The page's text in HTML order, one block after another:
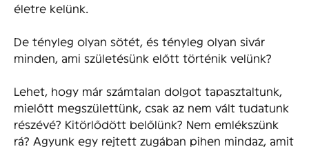
életre kelünk.
De tényleg olyan sötét, és tényleg olyan sivár
minden, ami születésünk előtt történik velünk?
Lehet, hogy már számtalan dolgot tapasztaltunk,
mielőtt megszülettünk, csak az nem vált tudatunk
részévé? Kitörlődött belőlünk? Nem emlékszünk
rá? Agyunk egy rejtett zugában pihen mindaz, amit